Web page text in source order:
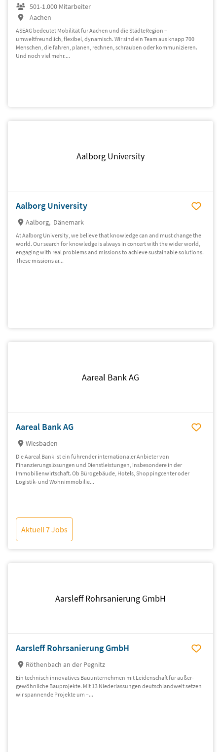
501-1.000 Mitarbeiter
Aachen
ASEAG bedeutet Mobilität für Aachen und die StädteRegion –
umweltfreundlich, flexibel, dynamisch. Wir sind ein Team aus knapp 700
Menschen, die fahren, planen, rechnen, schrauben oder kommunizieren.
Und noch viel mehr....
Aalborg University
Aalborg University
Aalborg, Dänemark
At Aalborg University, we believe that knowledge can and must change the
world. Our search for knowledge is always in concert with the wider world,
engaging with real problems and missions to achieve sustainable solutions.
These missions ar...
Aareal Bank AG
Aareal Bank AG
Wiesbaden
Die Aareal Bank ist ein führender internationaler Anbieter von
Finanzierungslösungen und Dienstleistungen, insbesondere in der
Immobilienwirtschaft. Ob Bürogebäude, Hotels, Shoppingcenter oder
Logistik- und Wohnimmobilie...
Aktuell 7 Jobs
Aarsleff Rohrsanierung GmbH
Aarsleff Rohrsanierung GmbH
Röthenbach an der Pegnitz
Ein technisch inno­vatives Bauunter­nehmen mit Leiden­schaft für außer­
gewöhn­liche Bauprojekte. Mit 13 Nieder­lassungen deutsch­land­weit setzen
wir spannende Pro­jekte um –...